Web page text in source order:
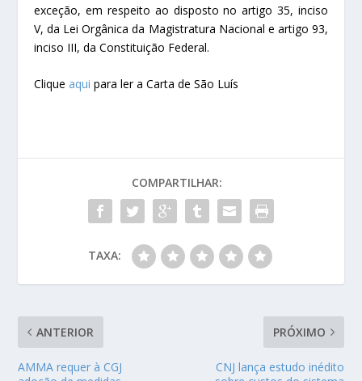
exceção, em respeito ao disposto no artigo 35, inciso
V, da Lei Orgânica da Magistratura Nacional e artigo 93,
inciso III, da Constituição Federal.
Clique aqui para ler a Carta de São Luís
COMPARTILHAR:
TAXA:
ANTERIOR
AMMA requer à CGJ
PRÓXIMO
CNJ lança estudo inédito